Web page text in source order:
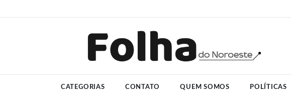
CATEGORIAS CONTATO QUEM SOMOS POLÍTICAS